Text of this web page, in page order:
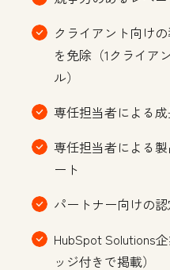
クライアント向け
を免除（1クライア
ル）
専任担当者による
専任担当者による
ート
パートナー向けの認
HubSpot Solutions
ッジ付きで掲載）